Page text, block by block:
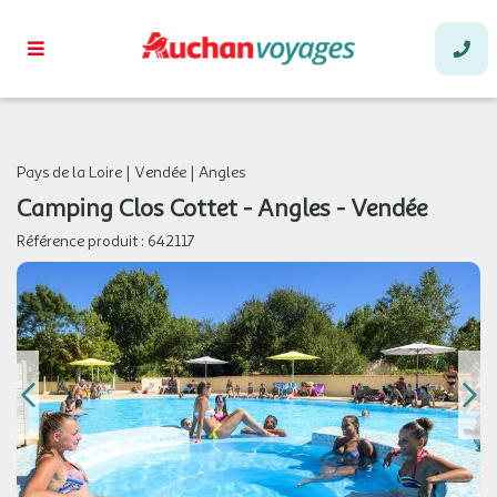
Pays de la Loire | Vendée | Angles
Camping Clos Cottet - Angles - Vendée
Référence produit : 642117